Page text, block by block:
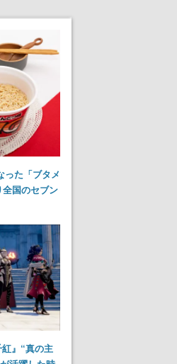
った「ブタメ
国のセブン
紅』“真の主